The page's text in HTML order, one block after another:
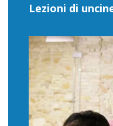
Lezioni di